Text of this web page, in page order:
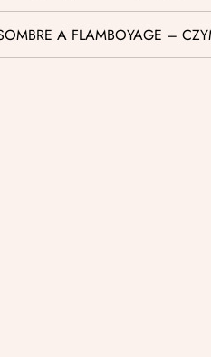
A FLAMBOYAGE –